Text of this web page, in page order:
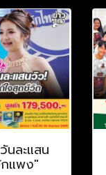
นละแสน
แพง"